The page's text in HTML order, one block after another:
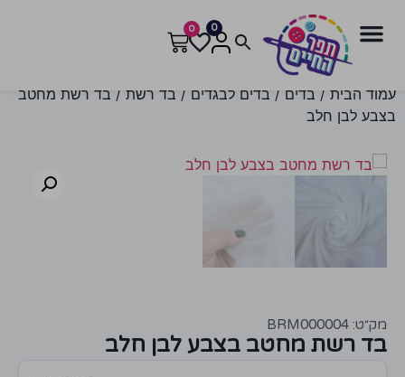
0
0
עמוד הבית / בדים / בדים לבגדים / בד רשת / בד רשת מחטב
בצבע לבן חלב
מק״ט: BRM000004
בד רשת מחטב בצבע לבן חלב